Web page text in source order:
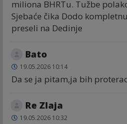
miliona BHRTu. Tužbe
Sjebaće čika Dodo
preseli na Dedinje
Bato
19.05.2026 10:14
Da se ja pitam,ja bih
Re Zlaja
19.05.2026 10:32